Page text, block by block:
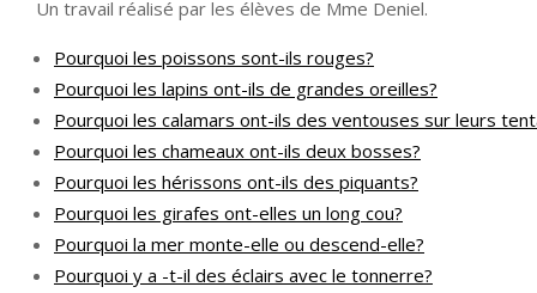
Un travail réalisé par les élèves de Mme Deniel.
Pourquoi les poissons sont-ils rouges?
Pourquoi les lapins ont-ils de grandes oreilles?
Pourquoi les calamars ont-ils des ventouses sur leurs
Pourquoi les chameaux ont-ils deux bosses?
Pourquoi les hérissons ont-ils des piquants?
Pourquoi les girafes ont-elles un long cou?
Pourquoi la mer monte-elle ou descend-elle?
Pourquoi y a -t-il des éclairs avec le tonnerre?